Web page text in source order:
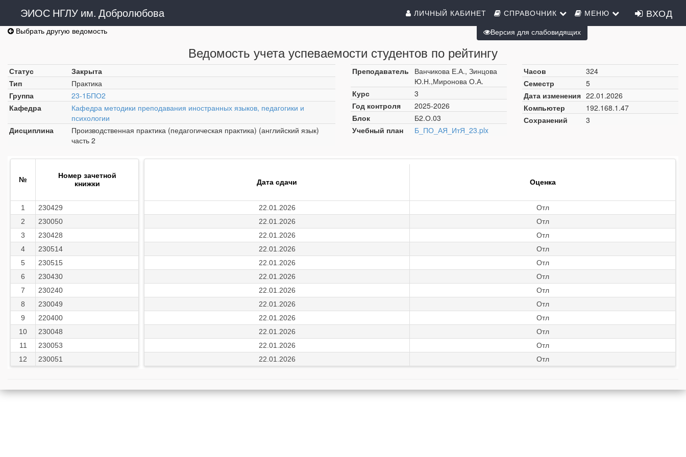
ЭИОС НГЛУ им. Добролюбова ЛИЧНЫЙ КАБИНЕТ СПРАВОЧНИК МЕНЮ ВХОД
Выбрать другую ведомость
Ведомость учета успеваемости студентов по рейтингу
Статус
Закрыта
Тип
Практика
Группа
23-1БПО2
Кафедра
Кафедра методики преподавания иностранных языков, педагогики и
психологии
Дисциплина
Производственная практика (педагогическая практика) (английский язык)
часть 2
Преподаватель
Ванчикова Е.А., Зинцова
Ю.Н.,Миронова О.А.
Курс
3
Год контроля
2025-2026
Блок
Б2.О.03
Учебный план
Б_ПО_АЯ_ИтЯ_23.plx
Часов
324
Семестр
5
Дата изменения 22.01.2026
Компьютер
192.168.1.47
Сохранений
3
№
Номер зачетной
книжки
1
230429
2
230050
3
230428
4
230514
5
230515
6
230430
7
230240
8
230049
9
220400
10
230048
11
230053
12
230051
Дата сдачи Оценка
22.01.2026
Отл
22.01.2026
Отл
22.01.2026
Отл
22.01.2026
Отл
22.01.2026
Отл
22.01.2026
Отл
22.01.2026
Отл
22.01.2026
Отл
22.01.2026
Отл
22.01.2026
Отл
22.01.2026
Отл
22.01.2026
Отл
Версия для слабовидящих